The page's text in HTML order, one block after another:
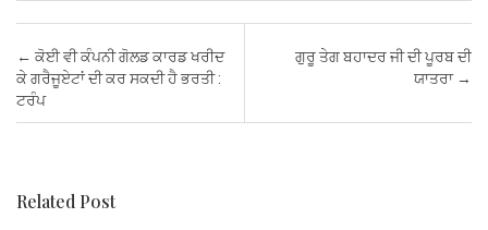
ce
b
o
o
tt
er
ail at
s
A
p
er ke
dI
ail ar
e
Post navigation
← ਕੋਈ ਵੀ ਕੰਪਨੀ ਗੋਲਡ ਕਾਰਡ ਖਰੀਦ
ਕੇ ਗਰੈਜੂਏਟਾਂ ਦੀ ਕਰ ਸਕਦੀ ਹੈ ਭਰਤੀ :
ਟਰੰਪ
ਗੁਰੂ ਤੇਗ ਬਹਾਦਰ ਜੀ ਦੀ ਪੂਰਬ ਦੀ
ਯਾਤਰਾ →
Related Post